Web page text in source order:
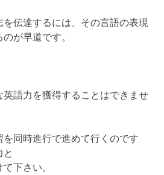
を伝達するには、その言語の表現
が早道です。
英語力を獲得することはできませ
を同時進行で進めて行くのです
と
下さい。